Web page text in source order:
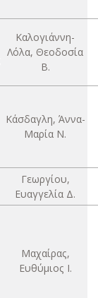
Καλογιάννη-
Λόλα, Θεοδοσία
Β.
Κάσδαγλη, Άννα-
Μαρία Ν.
Γεωργίου,
Ευαγγελία Δ.
Μαχαίρας,
Ευθύμιος Ι.